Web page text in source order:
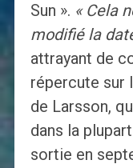
Sun ». « Cela
modifié la
attrayant de
répercute sur
de Larsson,
dans la
sortie en